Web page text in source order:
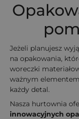
Jeżeli planujesz
na opakowania,
woreczki
ważnym
każdy detal.
Nasza hurtownia
innowacyjnych